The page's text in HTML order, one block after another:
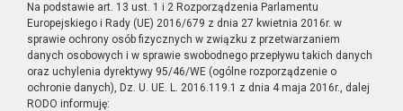
Na podstawie art. 13 ust. 1 i 2 Rozporządzenia Parlamentu
Europejskiego i Rady (UE) 2016/679 z dnia 27 kwietnia 2016r. w
sprawie ochrony osób fizycznych w związku z przetwarzaniem
danych osobowych i w sprawie swobodnego przepływu takich danych
oraz uchylenia dyrektywy 95/46/WE (ogólne rozporządzenie o
ochronie danych), Dz. U. UE. L. 2016.119.1 z dnia 4 maja 2016r., dalej
RODO informuję: